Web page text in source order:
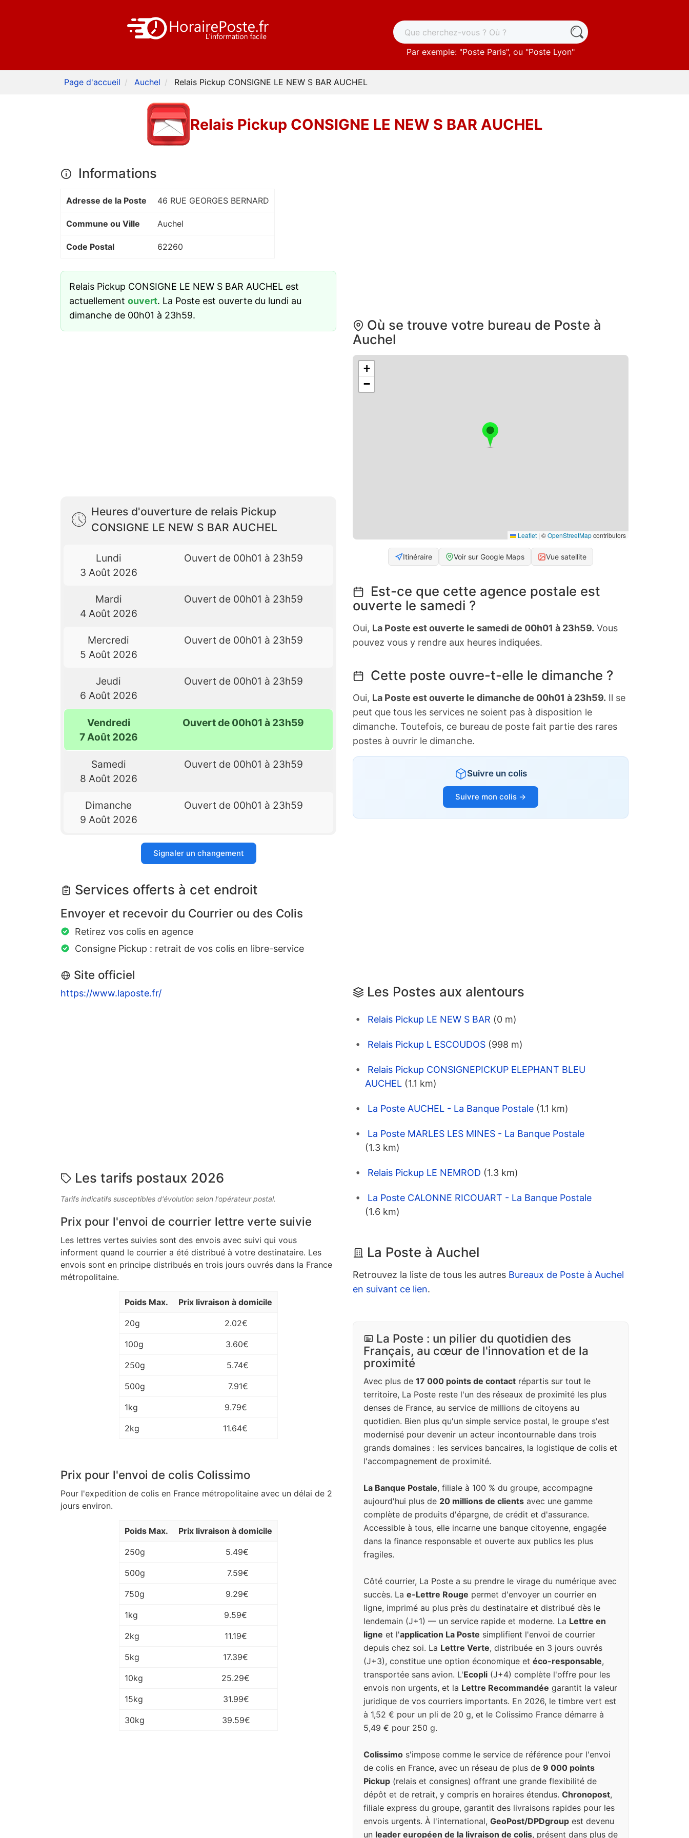
Par exemple: "Poste Paris", ou "Poste Lyon"
Page d'accueil Auchel Relais Pickup CONSIGNE LE NEW S BAR AUCHEL
Relais Pickup CONSIGNE LE NEW S BAR AUCHEL
Informations
Adresse de la Poste 46 RUE GEORGES BERNARD
Commune ou Ville Auchel
Code Postal 62260
Relais Pickup CONSIGNE LE NEW S BAR AUCHEL est
actuellement ouvert. La Poste est ouverte du lundi au
dimanche de 00h01 à 23h59.
Heures d'ouverture de relais Pickup
CONSIGNE LE NEW S BAR AUCHEL
Lundi
3 Août 2026
Ouvert de 00h01 à 23h59
Mardi
4 Août 2026
Ouvert de 00h01 à 23h59
Mercredi
5 Août 2026
Ouvert de 00h01 à 23h59
Jeudi
6 Août 2026
Ouvert de 00h01 à 23h59
Vendredi
7 Août 2026
Ouvert de 00h01 à 23h59
Samedi
8 Août 2026
Ouvert de 00h01 à 23h59
Dimanche
9 Août 2026
Ouvert de 00h01 à 23h59
Signaler un changement
Services offerts à cet endroit
Envoyer et recevoir du Courrier ou des Colis
Retirez vos colis en agence
Consigne Pickup : retrait de vos colis en libre-service
Site officiel
https://www.laposte.fr/
Les tarifs postaux 2026
Tarifs indicatifs susceptibles d'évolution selon l'opérateur postal.
Prix pour l'envoi de courrier lettre verte suivie
Les lettres vertes suivies sont des envois avec suivi qui vous
informent quand le courrier a été distribué à votre destinataire. Les
envois sont en principe distribués en trois jours ouvrés dans la France
métropolitaine.
Poids Max. Prix livraison à domicile
20g 2.02€
100g 3.60€
250g 5.74€
500g 7.91€
1kg 9.79€
2kg 11.64€
Prix pour l'envoi de colis Colissimo
Pour l'expedition de colis en France métropolitaine avec un délai de 2
jours environ.
Poids Max. Prix livraison à domicile
250g 5.49€
500g 7.59€
750g 9.29€
1kg 9.59€
2kg 11.19€
5kg 17.39€
10kg 25.29€
15kg 31.99€
30kg 39.59€
Où se trouve votre bureau de Poste à
Auchel
+
−
Leaflet | ©OpenStreetMapcontributors
Itinéraire Voir sur Google Maps Vue satellite
Est-ce que cette agence postale est
ouverte le samedi ?
Oui, La Poste est ouverte le samedi de 00h01 à 23h59. Vous
pouvez vous y rendre aux heures indiquées.
Cette poste ouvre-t-elle le dimanche ?
Oui, La Poste est ouverte le dimanche de 00h01 à 23h59. Il se
peut que tous les services ne soient pas à disposition le
dimanche. Toutefois, ce bureau de poste fait partie des rares
postes à ouvrir le dimanche.
Suivre un colis
Suivre mon colis →
Les Postes aux alentours
Relais Pickup LE NEW S BAR (0 m)
Relais Pickup L ESCOUDOS (998 m)
Relais Pickup CONSIGNEPICKUP ELEPHANT BLEU
AUCHEL (1.1 km)
La Poste AUCHEL - La Banque Postale (1.1 km)
La Poste MARLES LES MINES - La Banque Postale
(1.3 km)
Relais Pickup LE NEMROD (1.3 km)
La Poste CALONNE RICOUART - La Banque Postale
(1.6 km)
La Poste à Auchel
Retrouvez la liste de tous les autres Bureaux de Poste à Auchel
en suivant ce lien.
La Poste : un pilier du quotidien des
Français, au cœur de l'innovation et de la
proximité
Avec plus de 17 000 points de contact répartis sur tout le
territoire, La Poste reste l'un des réseaux de proximité les plus
denses de France, au service de millions de citoyens au
quotidien. Bien plus qu'un simple service postal, le groupe s'est
modernisé pour devenir un acteur incontournable dans trois
grands domaines : les services bancaires, la logistique de colis et
l'accompagnement de proximité.
La Banque Postale, filiale à 100 % du groupe, accompagne
aujourd'hui plus de 20 millions de clients avec une gamme
complète de produits d'épargne, de crédit et d'assurance.
Accessible à tous, elle incarne une banque citoyenne, engagée
dans la finance responsable et ouverte aux publics les plus
fragiles.
Côté courrier, La Poste a su prendre le virage du numérique avec
succès. La e-Lettre Rouge permet d'envoyer un courrier en
ligne, imprimé au plus près du destinataire et distribué dès le
lendemain (J+1) — un service rapide et moderne. La Lettre en
ligne et l'application La Poste simplifient l'envoi de courrier
depuis chez soi. La Lettre Verte, distribuée en 3 jours ouvrés
(J+3), constitue une option économique et éco-responsable,
transportée sans avion. L'Ecopli (J+4) complète l'offre pour les
envois non urgents, et la Lettre Recommandée garantit la valeur
juridique de vos courriers importants. En 2026, le timbre vert est
à 1,52 € pour un pli de 20 g, et le Colissimo France démarre à
5,49 € pour 250 g.
Colissimo s'impose comme le service de référence pour l'envoi
de colis en France, avec un réseau de plus de 9 000 points
Pickup (relais et consignes) offrant une grande flexibilité de
dépôt et de retrait, y compris en horaires étendus. Chronopost,
filiale express du groupe, garantit des livraisons rapides pour les
envois urgents. À l'international, GeoPost/DPDgroup est devenu
un leader européen de la livraison de colis, présent dans plus de